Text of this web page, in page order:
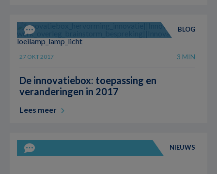
BLOG
27 OKT 2017 3 MIN
De innovatiebox: toepassing en
veranderingen in 2017
Lees meer
NIEUWS